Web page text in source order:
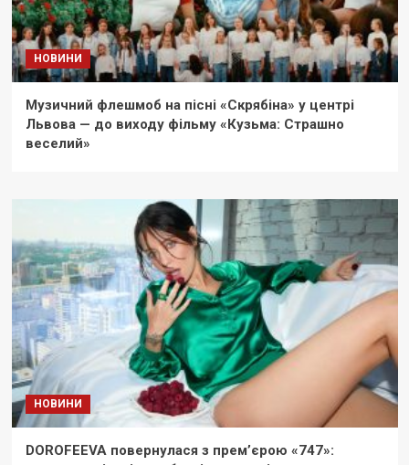
НОВИНИ
Музичний флешмоб на пісні «Скрябіна» у центрі
Львова — до виходу фільму «Кузьма: Страшно
веселий»
НОВИНИ
DOROFEEVA повернулася з прем’єрою «747»: